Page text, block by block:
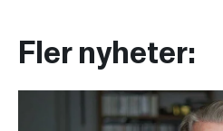
Fler nyheter: